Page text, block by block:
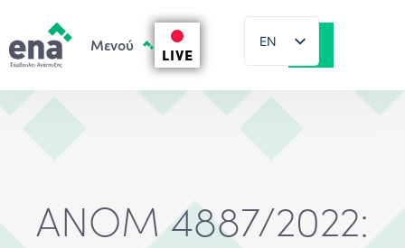
LIVE
EN
EL
ΑΝΟΜ 4887/2022: